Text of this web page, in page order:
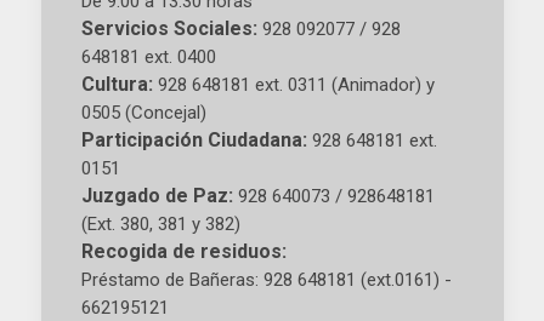
Servicios Sociales: 928 092077 / 928
648181 ext. 0400
Cultura: 928 648181 ext. 0311 (Animador) y
0505 (Concejal)
Participación Ciudadana: 928 648181 ext.
0151
Juzgado de Paz: 928 640073 / 928648181
(Ext. 380, 381 y 382)
Recogida de residuos:
Préstamo de Bañeras: 928 648181 (ext.0161) -
662195121